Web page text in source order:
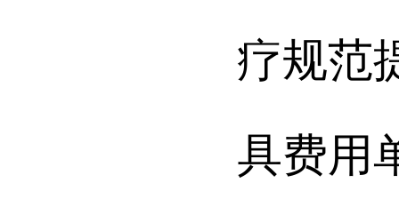
疗规范
具费用